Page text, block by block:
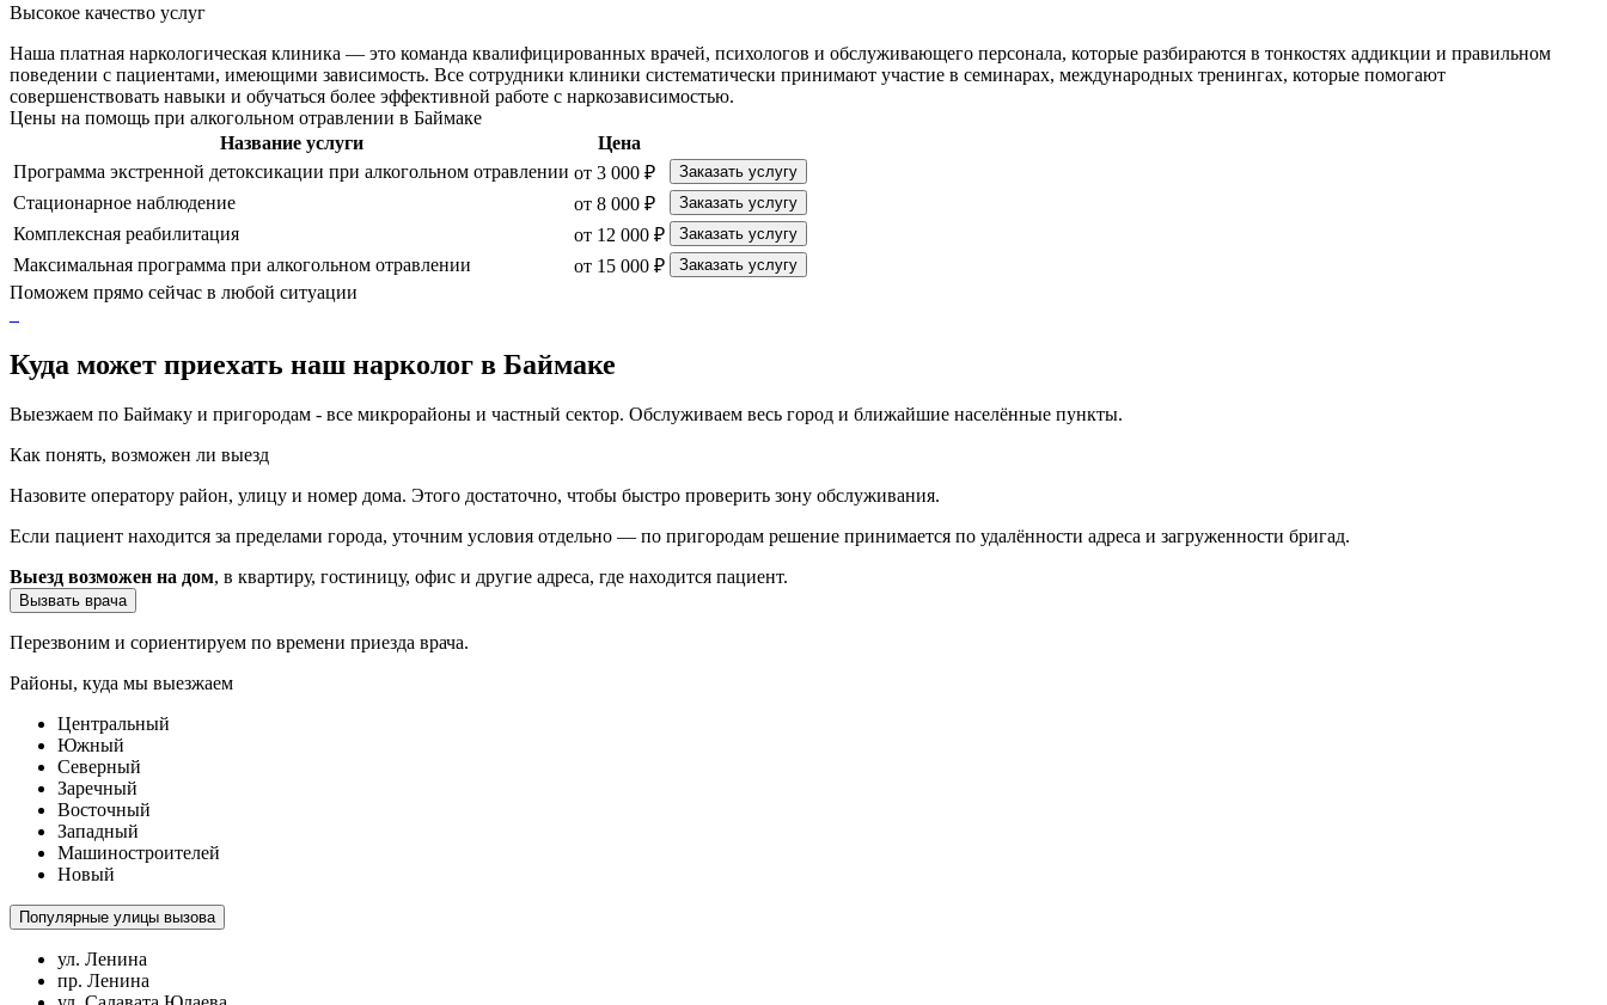
Высокое качество услуг
Наша платная наркологическая клиника — это команда квалифицированных врачей, психологов и обслуживающего персонала, которые разбираются в тонкостях аддикции и правильном
поведении с пациентами, имеющими зависимость. Все сотрудники клиники систематически принимают участие в семинарах, международных тренингах, которые помогают
совершенствовать навыки и обучаться более эффективной работе с наркозависимостью.
Цены на помощь при алкогольном отравлении в Баймаке
Название услуги
Цена
Программа экстренной детоксикации при алкогольном отравлении от 3 000 ₽ Заказать услугу
Стационарное наблюдение от 8 000 ₽ Заказать услугу
Комплексная реабилитация от 12 000 ₽ Заказать услугу
Максимальная программа при алкогольном отравлении от 15 000 ₽ Заказать услугу
Поможем прямо сейчас в любой ситуации
Куда может приехать наш нарколог в Баймаке
Выезжаем по Баймаку и пригородам - все микрорайоны и частный сектор. Обслуживаем весь город и ближайшие населённые пункты.
Как понять, возможен ли выезд
Назовите оператору район, улицу и номер дома. Этого достаточно, чтобы быстро проверить зону обслуживания.
Если пациент находится за пределами города, уточним условия отдельно — по пригородам решение принимается по удалённости адреса и загруженности бригад.
Выезд возможен на дом, в квартиру, гостиницу, офис и другие адреса, где находится пациент.
Вызвать врача
Перезвоним и сориентируем по времени приезда врача.
Районы, куда мы выезжаем
Центральный
Южный
Северный
Заречный
Восточный
Западный
Машиностроителей
Новый
Популярные улицы вызова
ул. Ленина
пр. Ленина